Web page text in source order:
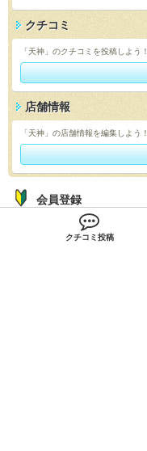
クチコミ投稿
クチコミ
「天神」のクチコミを投稿しよう！
店舗情報
「天神」の店舗情報を編集しよう！
会員登録